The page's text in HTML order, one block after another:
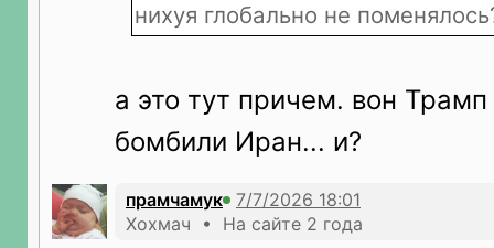
нихуя глобально не
а это тут причем. вон
бомбили Иран... и?
прамчамук
Хохмач • На сайте 2 года